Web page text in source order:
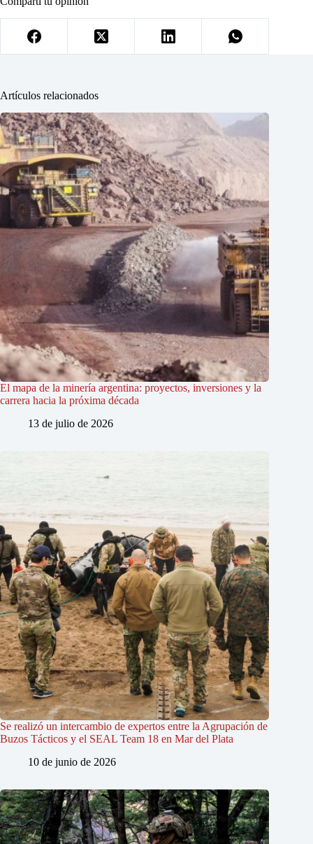
Artículos relacionados
El mapa de la minería argentina: proyectos, inversiones y la
carrera hacia la próxima década
13 de julio de 2026
Se realizó un intercambio de expertos entre la Agrupación de
Buzos Tácticos y el SEAL Team 18 en Mar del Plata
10 de junio de 2026